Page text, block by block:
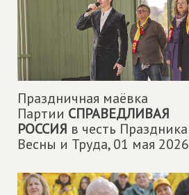
Праздничная маëвка
Партии СПРАВЕДЛИВАЯ
РОССИЯ в честь Праздника
Весны и Труда,01 мая 2026